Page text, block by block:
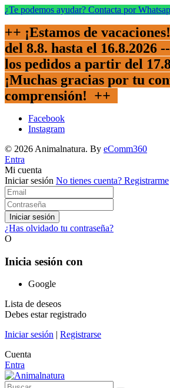
¿Te podemos ayudar? Contacta por
++ ¡Estamos de
del 8.8. hasta el 16.8.2026
los pedidos a partir del
¡Muchas gracias por tu
comprensión! ++
Facebook
Instagram
© 2026 Animalnatura. By eComm360
Entra
Mi cuenta
Iniciar sesión No tienes cuenta? Registrarme
Iniciar sesión
¿Has olvidado tu contraseña?
O
Inicia sesión con
Google
Lista de deseos
Debes estar registrado
Iniciar sesión | Registrarse
Cuenta
Entra